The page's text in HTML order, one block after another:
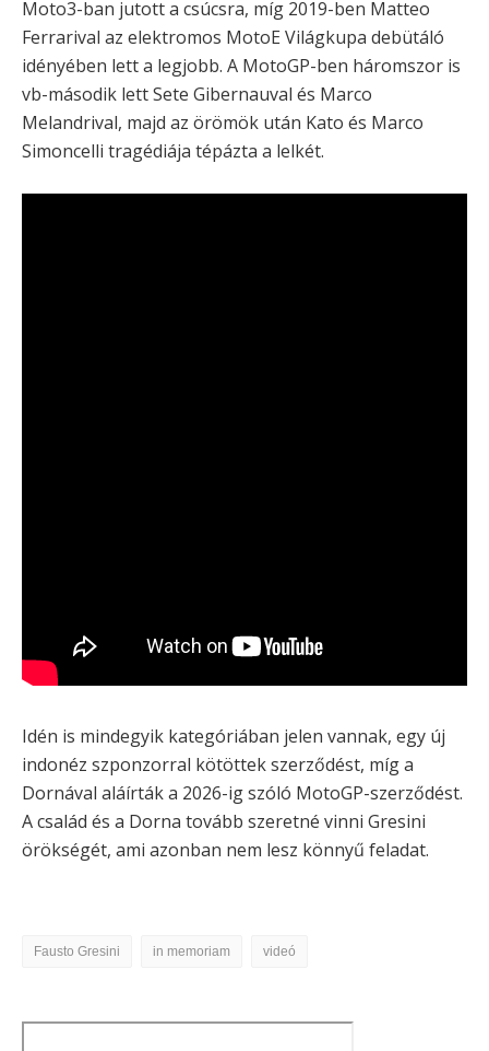
Moto3-ban jutott a csúcsra, míg 2019-ben Matteo
Ferrarival az elektromos MotoE Világkupa debütáló
idényében lett a legjobb. A MotoGP-ben háromszor is
vb-második lett Sete Gibernauval és Marco
Melandrival, majd az örömök után Kato és Marco
Simoncelli tragédiája tépázta a lelkét.
Idén is mindegyik kategóriában jelen vannak, egy új
indonéz szponzorral kötöttek szerződést, míg a
Dornával aláírták a 2026-ig szóló MotoGP-szerződést.
A család és a Dorna tovább szeretné vinni Gresini
örökségét, ami azonban nem lesz könnyű feladat.
Fausto Gresini in memoriam videó